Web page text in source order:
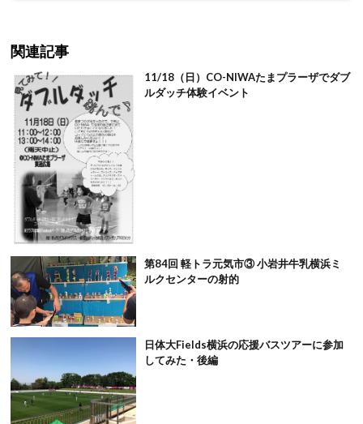
関連記事
11/18（日）CO-NIWAたまプラーザでダブ
ルダッチ体験イベント
第84回 軽トラ元気市③ 小岩井牛乳横浜ミ
ルクセンターの射的
日体大Fields横浜の応援バスツアーに参加
してみた・後編